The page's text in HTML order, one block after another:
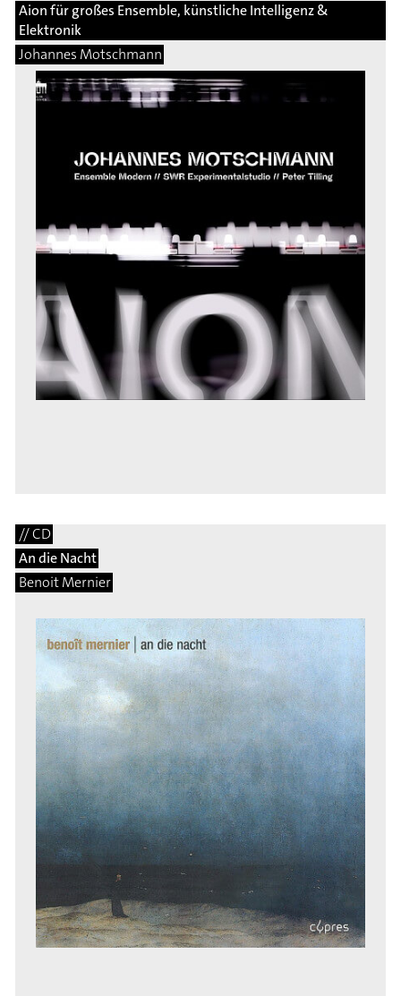
Aion für großes Ensemble, künstliche Intelligenz &
Elektronik
Johannes Motschmann
// CD
An die Nacht
Benoit Mernier